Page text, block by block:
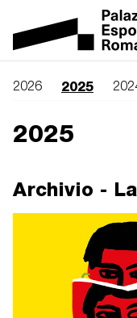
2026 2025
2025
Archivio -